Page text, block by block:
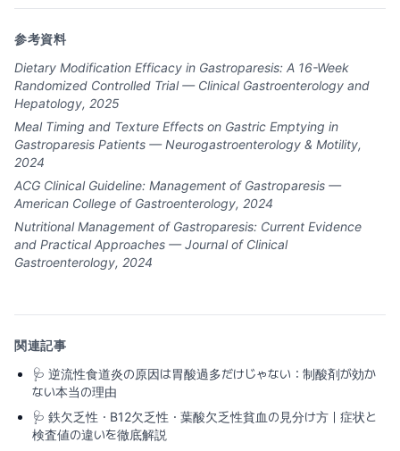
参考資料
Dietary Modification Efficacy in Gastroparesis: A 16-Week
Randomized Controlled Trial — Clinical Gastroenterology and
Hepatology, 2025
Meal Timing and Texture Effects on Gastric Emptying in
Gastroparesis Patients — Neurogastroenterology & Motility,
2024
ACG Clinical Guideline: Management of Gastroparesis —
American College of Gastroenterology, 2024
Nutritional Management of Gastroparesis: Current Evidence
and Practical Approaches — Journal of Clinical
Gastroenterology, 2024
関連記事
🩺 逆流性食道炎の原因は胃酸過多だけじゃない：制酸剤が効か
ない本当の理由
🩺 鉄欠乏性・B12欠乏性・葉酸欠乏性貧血の見分け方｜症状と
検査値の違いを徹底解説